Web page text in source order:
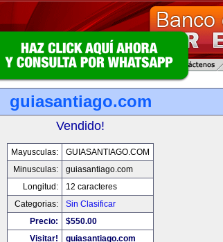
guiasantiago.com
Vendido!
Mayusculas:
GUIASANTIAGO.COM
Minusculas:
guiasantiago.com
Longitud:
12 caracteres
Categorias:
Sin Clasificar
Precio:
$550.00
Visitar!
guiasantiago.com